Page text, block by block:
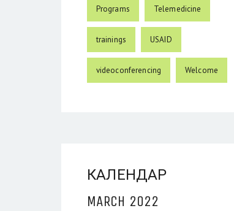
Programs Telemedicine
trainings USAID
videoconferencing Welcome
КАЛЕНДАР
MARCH 2022